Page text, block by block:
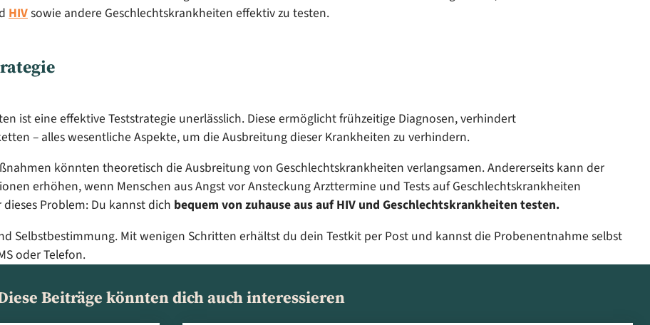
HIVsowie andere Geschlechtskrankheiten effektiv zu testen.
ist eine effektive Teststrategie unerlässlich. Diese ermöglicht frühzeitige Diagnosen, verhindert
– alles wesentliche Aspekte, um die Ausbreitung dieser Krankheiten zu verhindern.
könnten theoretisch die Ausbreitung von Geschlechtskrankheiten verlangsamen. Andererseits kann der
erhöhen, wenn Menschen aus Angst vor Ansteckung Arzttermine und Tests auf Geschlechtskrankheiten
Problem: Du kannst dich bequem von zuhause aus auf HIV und Geschlechtskrankheiten testen.
Selbstbestimmung. Mit wenigen Schritten erhältst du dein Testkit per Post und kannst die Probenentnahme selbst
oder Telefon.
Beiträge könnten dich auch interessieren